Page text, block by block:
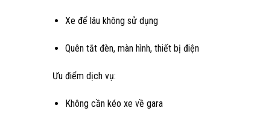
Xe để lâu không sử dụng
Quên tắt đèn, màn hình, thiết bị điện
Ưu điểm dịch vụ:
Không cần kéo xe về gara